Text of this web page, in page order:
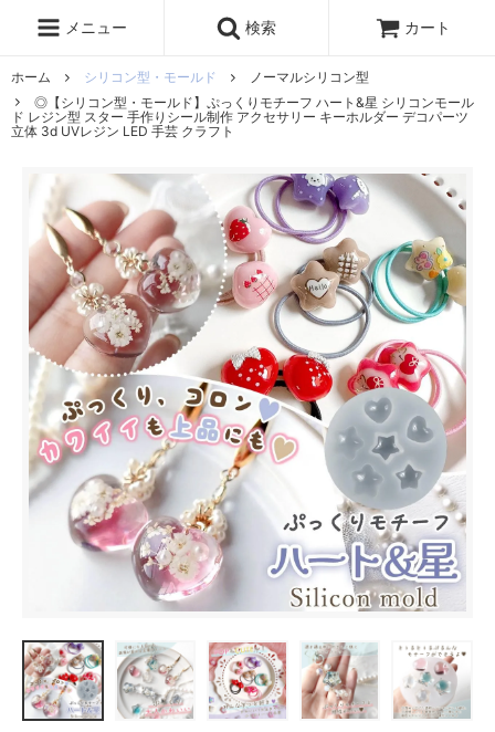
メニュー 検索 カート
ホーム シリコン型・モールド
ノーマルシリコン型
◎【シリコン型・モールド】ぷっくりモチーフ ハート&星 シリコンモール
ド レジン型 スター 手作りシール制作 アクセサリー キーホルダー デコパーツ
立体 3d UVレジン LED 手芸 クラフト